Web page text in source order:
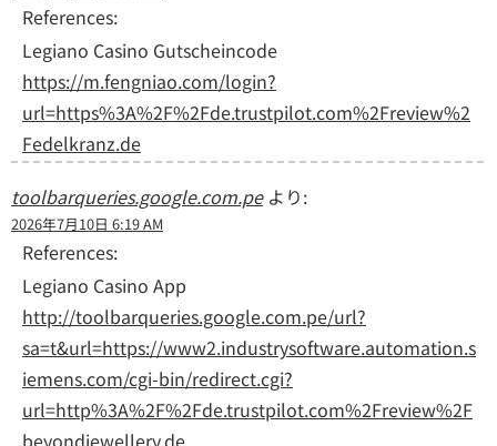
References:
Legiano Casino Gutscheincode
https://m.fengniao.com/login?
url=https%3A%2F%2Fde.trustpilot.com%2Freview%2
Fedelkranz.de
toolbarqueries.google.com.pe より:
2026年7月10日 6:19 AM
References:
Legiano Casino App
http://toolbarqueries.google.com.pe/url?
sa=t&url=https://www2.industrysoftware.automation.s
iemens.com/cgi-bin/redirect.cgi?
url=http%3A%2F%2Fde.trustpilot.com%2Freview%2F